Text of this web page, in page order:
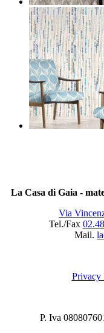
La Casa di Gaia -
Via
Tel./Fax
Mail.
Privacy
P. Iva